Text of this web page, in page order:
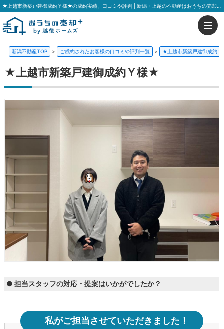
★上越市新築戸建御成約Ｙ様★の成約実績、口コミや評判 | 新潟・上越の不動産はおうちの売却プラス 越後ホームズ
新潟不動産TOP > ご成約されたお客様の口コミや評判一覧 > ★上越市新築戸建御成約
★上越市新築戸建御成約Ｙ様★
● 担当スタッフの対応・提案はいかがでしたか？
私がご担当させていただきました！